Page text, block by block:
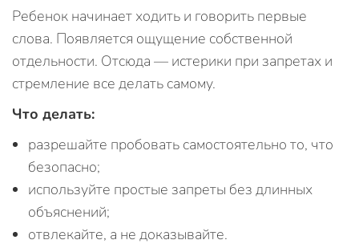
Ребенок начинает ходить и говорить первые
слова. Появляется ощущение собственной
отдельности. Отсюда — истерики при запретах и
стремление все делать самому.
Что делать:
разрешайте пробовать самостоятельно то, что
безопасно;
используйте простые запреты без длинных
объяснений;
отвлекайте, а не доказывайте.